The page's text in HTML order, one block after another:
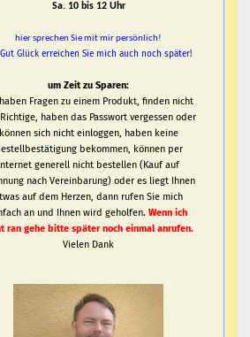
Sa. 10 bis 12 Uhr
hier sprechen Sie mit mir persönlich!
Glück erreichen Sie mich auch noch später!
um Zeit zu Sparen:
Fragen zu einem Produkt, finden nicht
haben das Passwort vergessen oder
können sich nicht einloggen, haben keine
bekommen, können per
generell nicht bestellen (Kauf auf
nach Vereinbarung) oder es liegt Ihnen
auf dem Herzen, dann rufen Sie mich
an und Ihnen wird geholfen.Wenn ich
ran gehe bitte später noch einmal anrufen.
Vielen Dank